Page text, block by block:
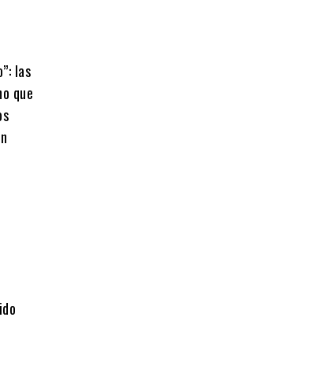
las
que